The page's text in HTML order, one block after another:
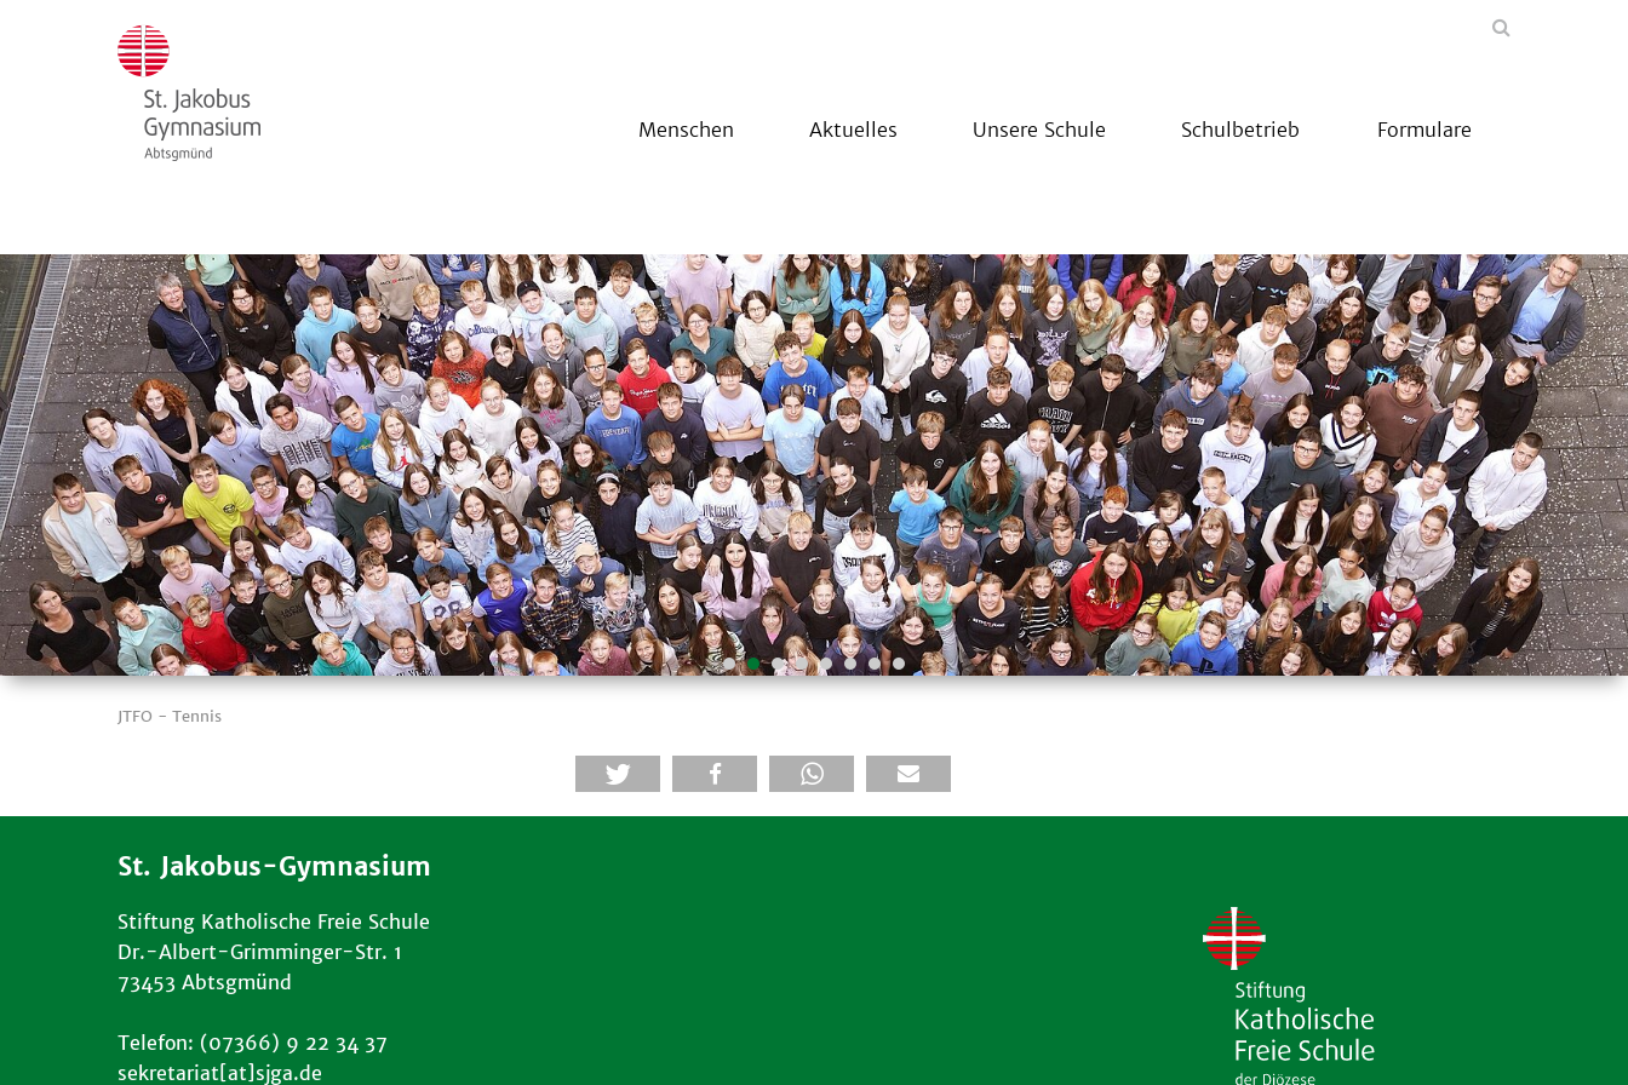
Menschen Aktuelles Unsere Schule Schulbetrieb Formulare
JTFO - Tennis
St. Jakobus-Gymnasium
Stiftung Katholische Freie Schule
Dr.-Albert-Grimminger-Str. 1
73453 Abtsgmünd
Telefon: (07366) 9 22 34 37
sekretariat[at]sjga.de